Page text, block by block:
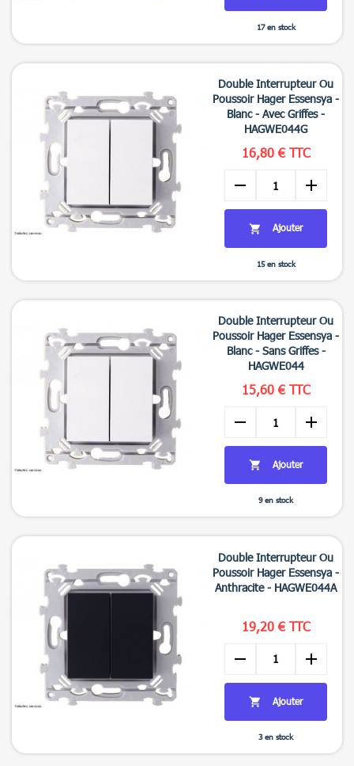

17 en stock

Double Interrupteur Ou
Poussoir Hager Essensya -
Blanc - Avec Griffes -
HAGWE044G
16,80 € TTC
remove add
 Ajouter
15 en stock
Aperçu rapide
Double Interrupteur Ou
Poussoir Hager Essensya -
Blanc - Sans Griffes -
HAGWE044
15,60 € TTC
remove add
 Ajouter
9 en stock
Double Interrupteur Ou
Poussoir Hager Essensya -
Anthracite - HAGWE044A
19,20 € TTC
remove add
 Ajouter
3 en stock